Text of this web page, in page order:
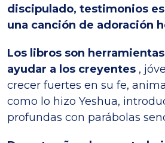
discipulado, testimonios
una canción de adoración
Los libros son
ayudar a los creyentes ,
crecer fuertes en su fe,
como lo hizo Yeshua,
profundas con parábolas